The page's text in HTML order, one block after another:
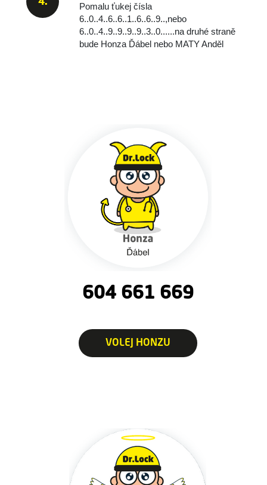
Pomalu ťukej čísla
6..0..4..6..6..1..6..6..9..,nebo
‭‭6..0..4..9..9..9..9..3..0..‬..‬..na druhé straně
bude Honza Ďábel nebo MATY Anděl
604 661 669
VOLEJ HONZU